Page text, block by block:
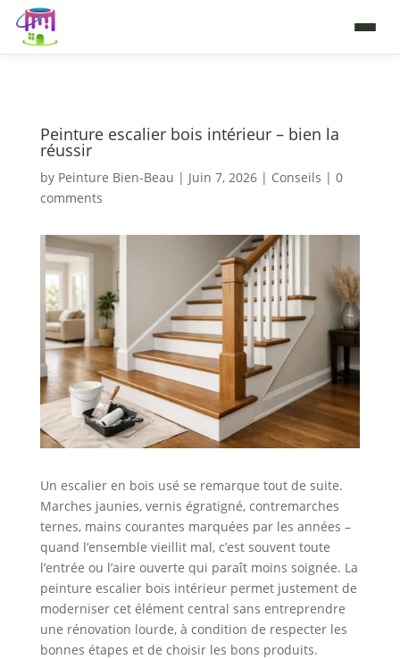
Peinture escalier bois intérieur – bien la
réussir
by Peinture Bien-Beau | Juin 7, 2026| Conseils | 0
comments
Un escalier en bois usé se remarque tout de suite.
Marches jaunies, vernis égratigné, contremarches
ternes, mains courantes marquées par les années –
quand l’ensemble vieillit mal, c’est souvent toute
l’entrée ou l’aire ouverte qui paraît moins soignée. La
peinture escalier bois intérieur permet justement de
moderniser cet élément central sans entreprendre
une rénovation lourde, à condition de respecter les
bonnes étapes et de choisir les bons produits.